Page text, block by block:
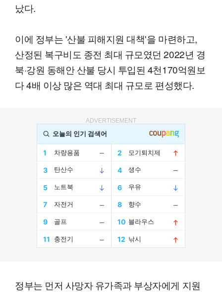
났다.
이에 정부는 '산불 피해지원 대책'을 마련하고,
산정된 복구비도 종전 최대 규모였던 2022년 경
북·강원 동해안 산불 당시 투입된 4천170억원보
다 4배 이상 많은 역대 최대 규모로 편성했다.
ADVERTISEMENT
정부는 먼저 사망자 유가족과 부상자에게 지원